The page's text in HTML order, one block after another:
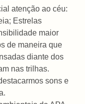
atenção ao céu:
Estrelas
maior
de maneira que
diante dos
nas trilhas.
sons e